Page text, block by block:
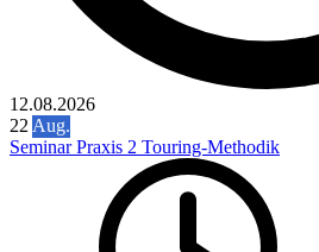
12.08.2026
22 Aug.
Seminar Praxis 2 Touring-Methodik